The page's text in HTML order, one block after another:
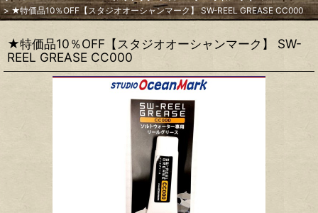
> ★特価品10％OFF【スタジオオーシャンマーク】 SW-REEL GREASE CC000
★特価品10％OFF【スタジオオーシャンマーク】 SW-
REEL GREASE CC000